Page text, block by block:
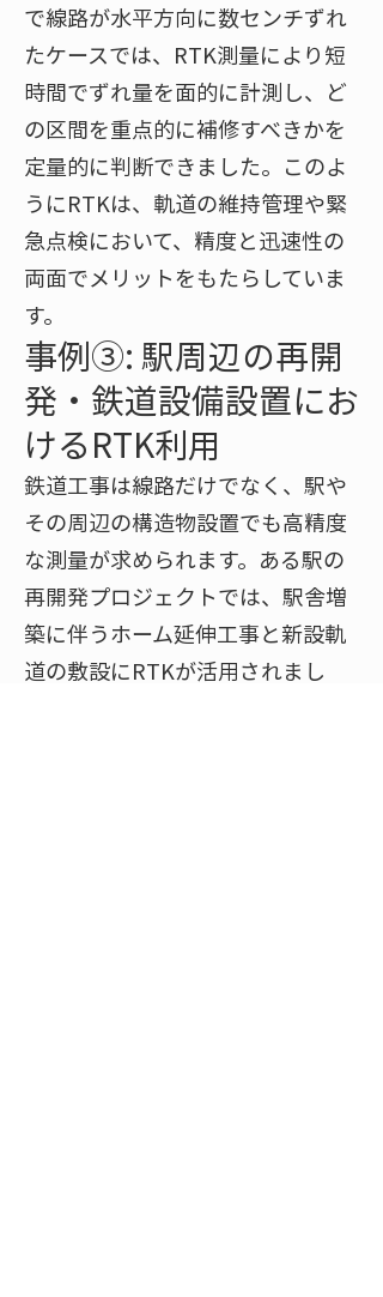
で線路が水平方向に数センチずれ
たケースでは、RTK測量により短
時間でずれ量を面的に計測し、ど
の区間を重点的に補修すべきかを
定量的に判断できました。このよ
うにRTKは、軌道の維持管理や緊
急点検において、精度と迅速性の
両面でメリットをもたらしていま
す。
事例③: 駅周辺の再開
発・鉄道設備設置にお
けるRTK利用
鉄道工事は線路だけでなく、駅や
その周辺の構造物設置でも高精度
な測量が求められます。ある駅の
再開発プロジェクトでは、駅舎増
築に伴うホーム延伸工事と新設軌
道の敷設にRTKが活用されまし